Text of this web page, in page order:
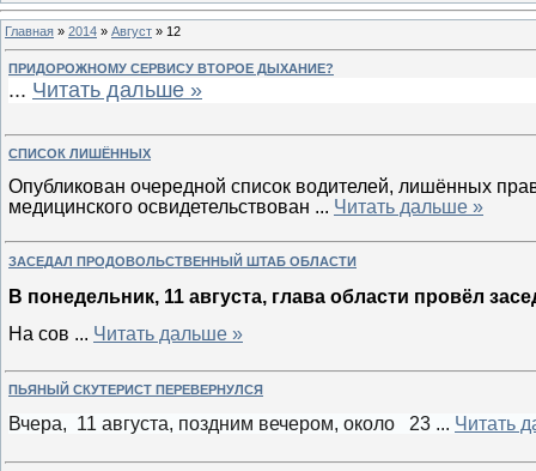
Главная » 2014 » Август » 12
ПРИДОРОЖНОМУ СЕРВИСУ ВТОРОЕ ДЫХАНИЕ?
... Читать дальше »
СПИСОК ЛИШЁННЫХ
Опубликован очередной список водителей, лишённых
медицинского освидетельствован ... Читать дальше »
ЗАСЕДАЛ ПРОДОВОЛЬСТВЕННЫЙ ШТАБ ОБЛАСТИ
В понедельник, 11 августа, глава области провёл
На сов ... Читать дальше »
ПЬЯНЫЙ СКУТЕРИСТ ПЕРЕВЕРНУЛСЯ
Вчера, 11 августа, поздним вечером, около 23 ... Читать